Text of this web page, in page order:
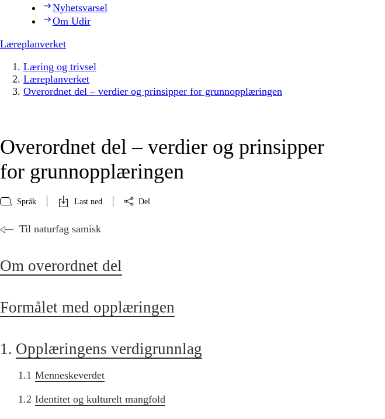
Nyhetsvarsel
Om Udir
Læreplanverket
Læring og trivsel
Læreplanverket
Overordnet del – verdier og prinsipper for grunnopplæringen
Overordnet del – verdier og prinsipper
for grunnopplæringen
Språk Last ned Del
Til naturfag samisk
Om overordnet del
Formålet med opplæringen
1. Opplæringens verdigrunnlag
1.1 Menneskeverdet
1.2 Identitet og kulturelt mangfold